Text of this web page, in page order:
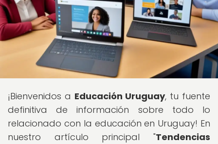
¡Bienvenidos a Educación Uruguay, tu fuente
definitiva de información sobre todo lo
relacionado con la educación en Uruguay! En
nuestro artículo principal "Tendencias